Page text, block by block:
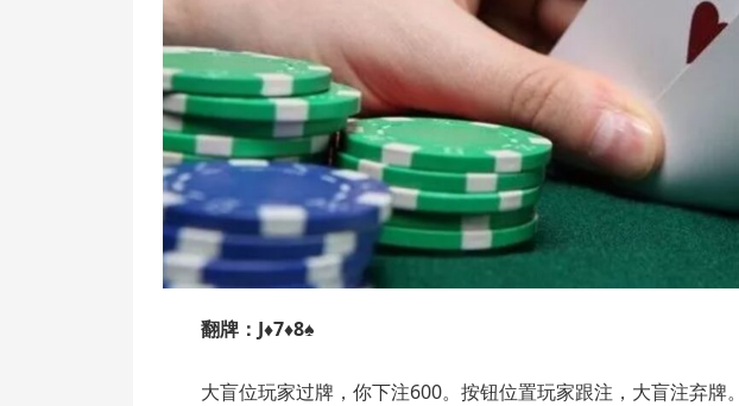
翻牌：J♦7♦8♠
大盲位玩家过牌，你下注600。按钮位置玩家跟注，大盲注弃牌。